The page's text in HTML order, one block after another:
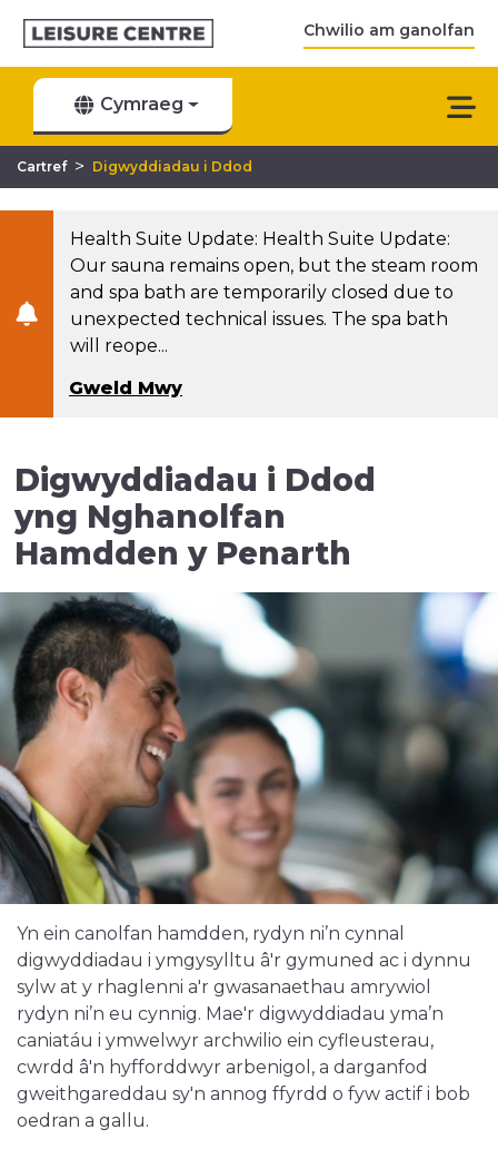
Chwilio am ganolfan
Cymraeg
Cartref > Digwyddiadau i Ddod
Health Suite Update: Health Suite Update:
Our sauna remains open, but the steam room
and spa bath are temporarily closed due to
unexpected technical issues. The spa bath
will reope...
Gweld Mwy
Digwyddiadau i Ddod
yng Nghanolfan
Hamdden y Penarth
Yn ein canolfan hamdden, rydyn ni’n cynnal
digwyddiadau i ymgysylltu â'r gymuned ac i dynnu
sylw at y rhaglenni a'r gwasanaethau amrywiol
rydyn ni’n eu cynnig. Mae'r digwyddiadau yma’n
caniatáu i ymwelwyr archwilio ein cyfleusterau,
cwrdd â'n hyfforddwyr arbenigol, a darganfod
gweithgareddau sy'n annog ffyrdd o fyw actif i bob
oedran a gallu.